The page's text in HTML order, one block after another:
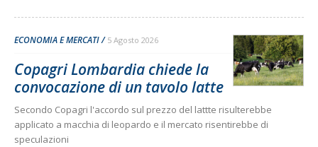
ECONOMIA E MERCATI 5 Agosto 2026
Copagri Lombardia chiede la
convocazione di un tavolo latte
Secondo Copagri l'accordo sul prezzo del lattte risulterebbe
applicato a macchia di leopardo e il mercato risentirebbe di
speculazioni